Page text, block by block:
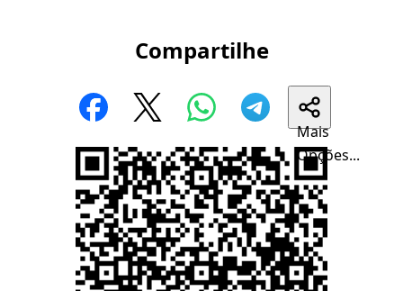
Compartilhe
Mais
Opções...